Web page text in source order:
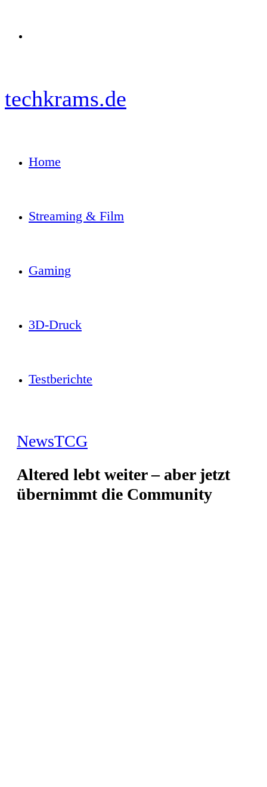
techkrams.de
Home
Streaming & Film
Gaming
3D-Druck
Testberichte
NewsTCG
Altered lebt weiter – aber jetzt
übernimmt die Community